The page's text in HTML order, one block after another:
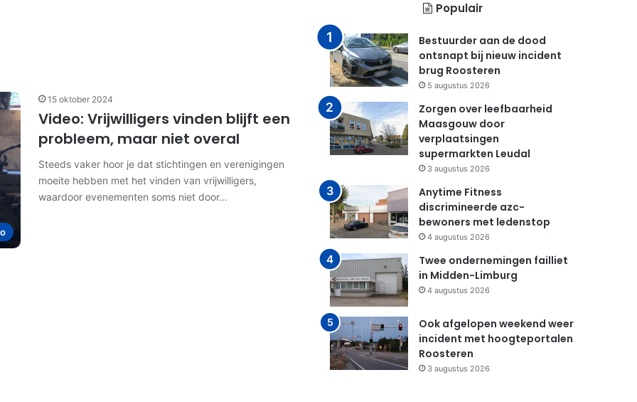
15 oktober 2024
Video: Vrijwilligers vinden blijft een
probleem, maar niet overal
Steeds vaker hoor je dat stichtingen en verenigingen
moeite hebben met het vinden van vrijwilligers,
waardoor evenementen soms niet door…
Populair
Bestuurder aan de dood
ontsnapt bij nieuw incident
brug Roosteren
5 augustus 2026
Zorgen over leefbaarheid
Maasgouw door
verplaatsingen
supermarkten Leudal
3 augustus 2026
Anytime Fitness
discrimineerde azc-
bewoners met ledenstop
4 augustus 2026
Twee ondernemingen failliet
in Midden-Limburg
4 augustus 2026
Ook afgelopen weekend weer
incident met hoogteportalen
Roosteren
3 augustus 2026